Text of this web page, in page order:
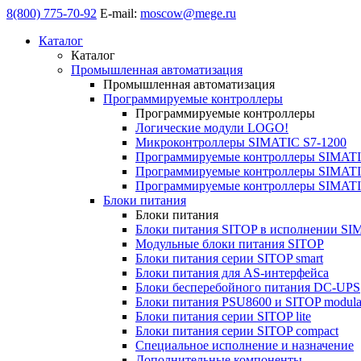
8(800) 775-70-92 E-mail: moscow@mege.ru
Каталог
Каталог
Промышленная автоматизация
Промышленная автоматизация
Программируемые контроллеры
Программируемые контроллеры
Логические модули LOGO!
Микроконтроллеры SIMATIC S7-1200
Программируемые контроллеры
Программируемые контроллеры
Программируемые контроллеры
Блоки питания
Блоки питания
Блоки питания SITOP в исполнении
Модульные блоки питания SITOP
Блоки питания серии SITOP smart
Блоки питания для AS-интерфейса
Блоки бесперебойного питания DC-UPS
Блоки питания PSU8600 и SITOP
Блоки питания серии SITOP lite
Блоки питания серии SITOP compact
Специальное исполнение и назначение